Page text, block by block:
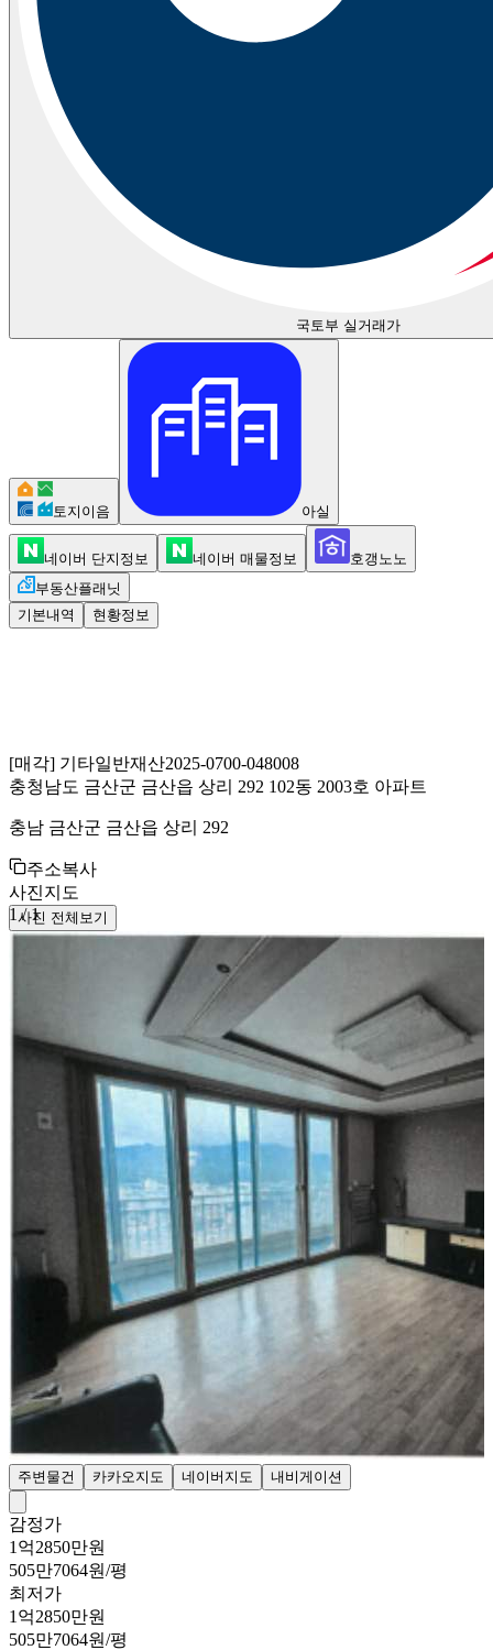
국토부 실거래가
토지이음 아실
네이버 단지정보 네이버 매물정보
호갱노노
부동산플래닛
기본내역
현황정보
[매각] 기타일반재산2025-0700-048008
충청남도 금산군 금산읍 상리 292 102동 2003호 아파트
충남 금산군 금산읍 상리 292
주소복사
사진지도
1 /1
사진 전체보기
주변물건 카카오지도 네이버지도 내비게이션
감정가
1억2850만원
505만7064원/평
최저가
1억2850만원
505만7064원/평